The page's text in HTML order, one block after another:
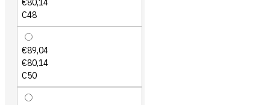
€80,14
C48
€89,04
€80,14
C50